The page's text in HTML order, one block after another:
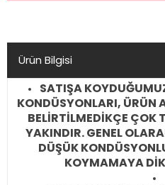
Ürün Bilgisi
SATIŞA
KONDÜSYONLARI, ÜRÜN
BELİRTİLMEDİKÇE ÇOK
YAKINDIR. GENEL
DÜŞÜK
KOYMAMAYA